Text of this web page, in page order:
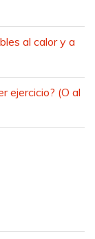
al calor y a
ejercicio? (O al